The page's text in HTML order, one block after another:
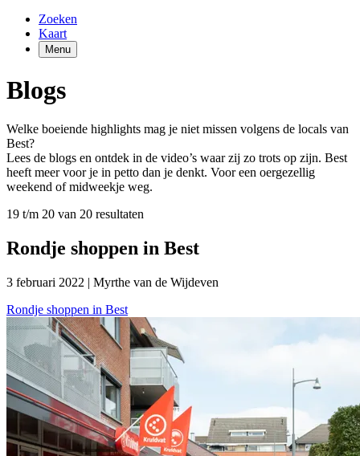
Zoeken
Kaart
Menu
Blogs
Welke boeiende highlights mag je niet missen volgens de locals van
Best?
Lees de blogs en ontdek in de video’s waar zij zo trots op zijn. Best
heeft meer voor je in petto dan je denkt. Voor een oergezellig
weekend of midweekje weg.
19 t/m 20 van 20 resultaten
Rondje shoppen in Best
3 februari 2022 | Myrthe van de Wijdeven
Rondje shoppen in Best